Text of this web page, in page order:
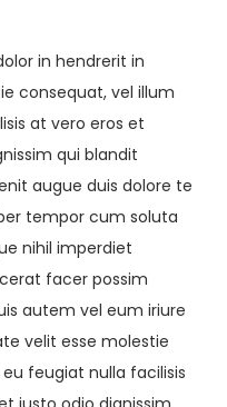
in hendrerit in
consequat, vel illum
at vero eros et
qui blandit
augue duis dolore te
tempor cum soluta
nihil imperdiet
facer possim
autem vel eum iriure
velit esse molestie
feugiat nulla facilisis